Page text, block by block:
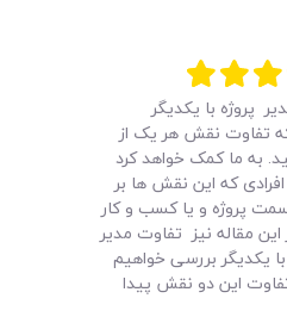
پروژه با یکدیگر
تفاوت نقش هر یک از
به ما کمک خواهد کرد
که این نقش ها بر
پروژه و یا کسب و کار
مقاله نیز تفاوت مدیر
با یکدیگر بررسی خواهیم
این دو نقش پیدا